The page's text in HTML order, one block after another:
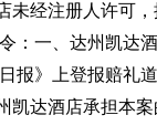
未经注册人许可
：一、达州凯达
报》上登报赔礼
凯达酒店承担本